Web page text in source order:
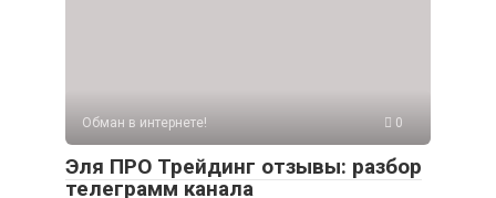
Обман в интернете! 0
Эля ПРО Трейдинг отзывы: разбор
телеграмм канала